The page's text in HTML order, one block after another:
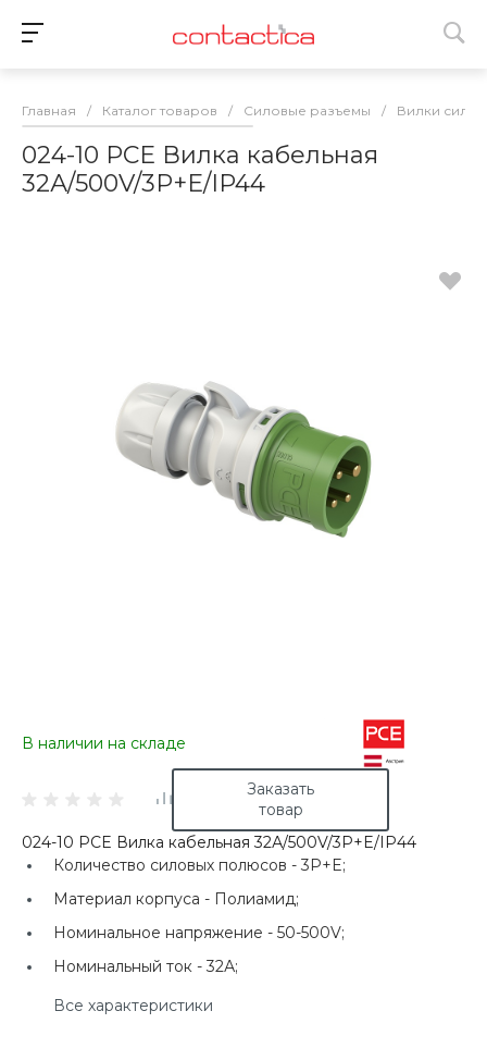
Главная / Каталог товаров / Силовые разъемы / Вилки
024-10 PCE Вилка кабельная
32А/500V/3P+E/IP44
В наличии на складе
Заказать
товар
024-10 PCE Вилка кабельная 32А/500V/3P+E/IP44
Количество силовых полюсов - 3P+E;
Материал корпуса - Полиамид;
Номинальное напряжение - 50-500V;
Номинальный ток - 32А;
Все характеристики